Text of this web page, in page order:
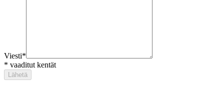
Viesti*
* vaaditut kentät